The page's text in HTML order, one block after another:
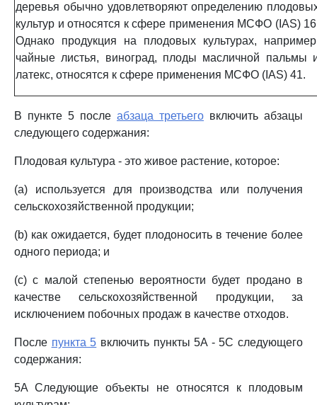
деревья обычно удовлетворяют определению
культур и относятся к сфере применения МСФО (IAS)
Однако продукция на плодовых культурах,
чайные листья, виноград, плоды масличной пальмы
латекс, относятся к сфере применения МСФО (IAS) 41.
В пункте 5 после абзаца третьего включить абзацы
следующего содержания:
Плодовая культура - это живое растение, которое:
(a) используется для производства или получения
сельскохозяйственной продукции;
(b) как ожидается, будет плодоносить в течение более
одного периода; и
(c) с малой степенью вероятности будет продано в
качестве сельскохозяйственной продукции, за
исключением побочных продаж в качестве отходов.
После пункта 5 включить пункты 5A - 5C следующего
содержания:
5A Следующие объекты не относятся к плодовым